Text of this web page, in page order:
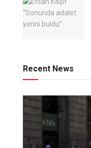
Recent News